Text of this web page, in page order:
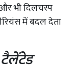
भी दिलचस्प
में बदल देता